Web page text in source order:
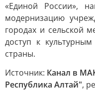
«Единой России»,
модернизацию
городах и сельской
доступ к
страны.
Источник: Канал в
Республика Алтай",